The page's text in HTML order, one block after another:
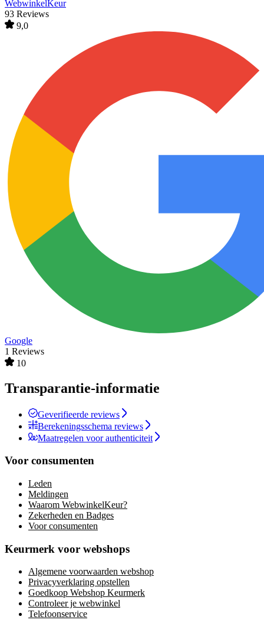
WebwinkelKeur
93 Reviews
9,0
Google
1 Reviews
10
Transparantie-informatie
Geverifieerde reviews
Berekeningsschema reviews
Maatregelen voor authenticiteit
Voor consumenten
Leden
Meldingen
Waarom WebwinkelKeur?
Zekerheden en Badges
Voor consumenten
Keurmerk voor webshops
Algemene voorwaarden webshop
Privacyverklaring opstellen
Goedkoop Webshop Keurmerk
Controleer je webwinkel
Telefoonservice